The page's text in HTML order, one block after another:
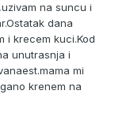
na suncu i
dana
i krecem kuci.Kod
unutrasnja i
mi
krenem na